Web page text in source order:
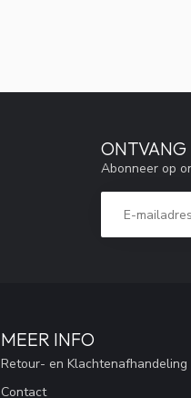
ONTVANG
Abonneer op
MEER INFO
Retour- en Klachtenafhandeling
Contact